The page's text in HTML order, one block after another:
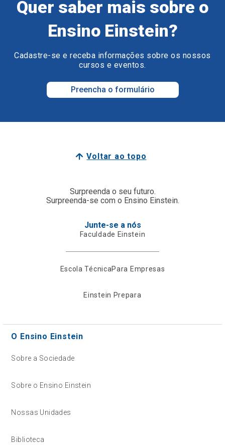
Quer saber mais sobre o
Ensino Einstein?
Cadastre-se e receba informações sobre os nossos
cursos e eventos.
Preencha o formulário
Voltar ao topo
Surpreenda o seu futuro.
Surpreenda-se com o Ensino Einstein.
Junte-se a nós
Faculdade Einstein
Escola TécnicaPara Empresas
Einstein Prepara
O Ensino Einstein
Sobre a Sociedade
Sobre o Ensino Einstein
Nossas Unidades
Biblioteca